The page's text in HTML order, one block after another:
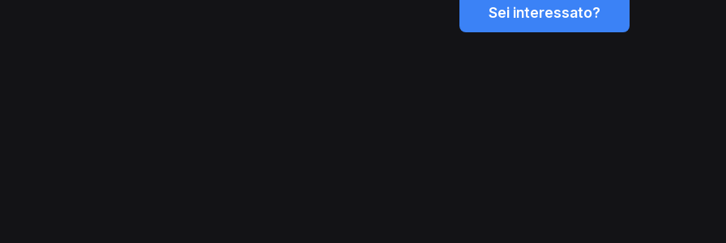
Sei interessato?